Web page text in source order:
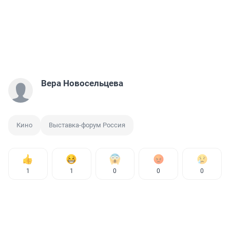
Вера Новосельцева
Кино Выставка-форум Россия
1 1 0 0 0